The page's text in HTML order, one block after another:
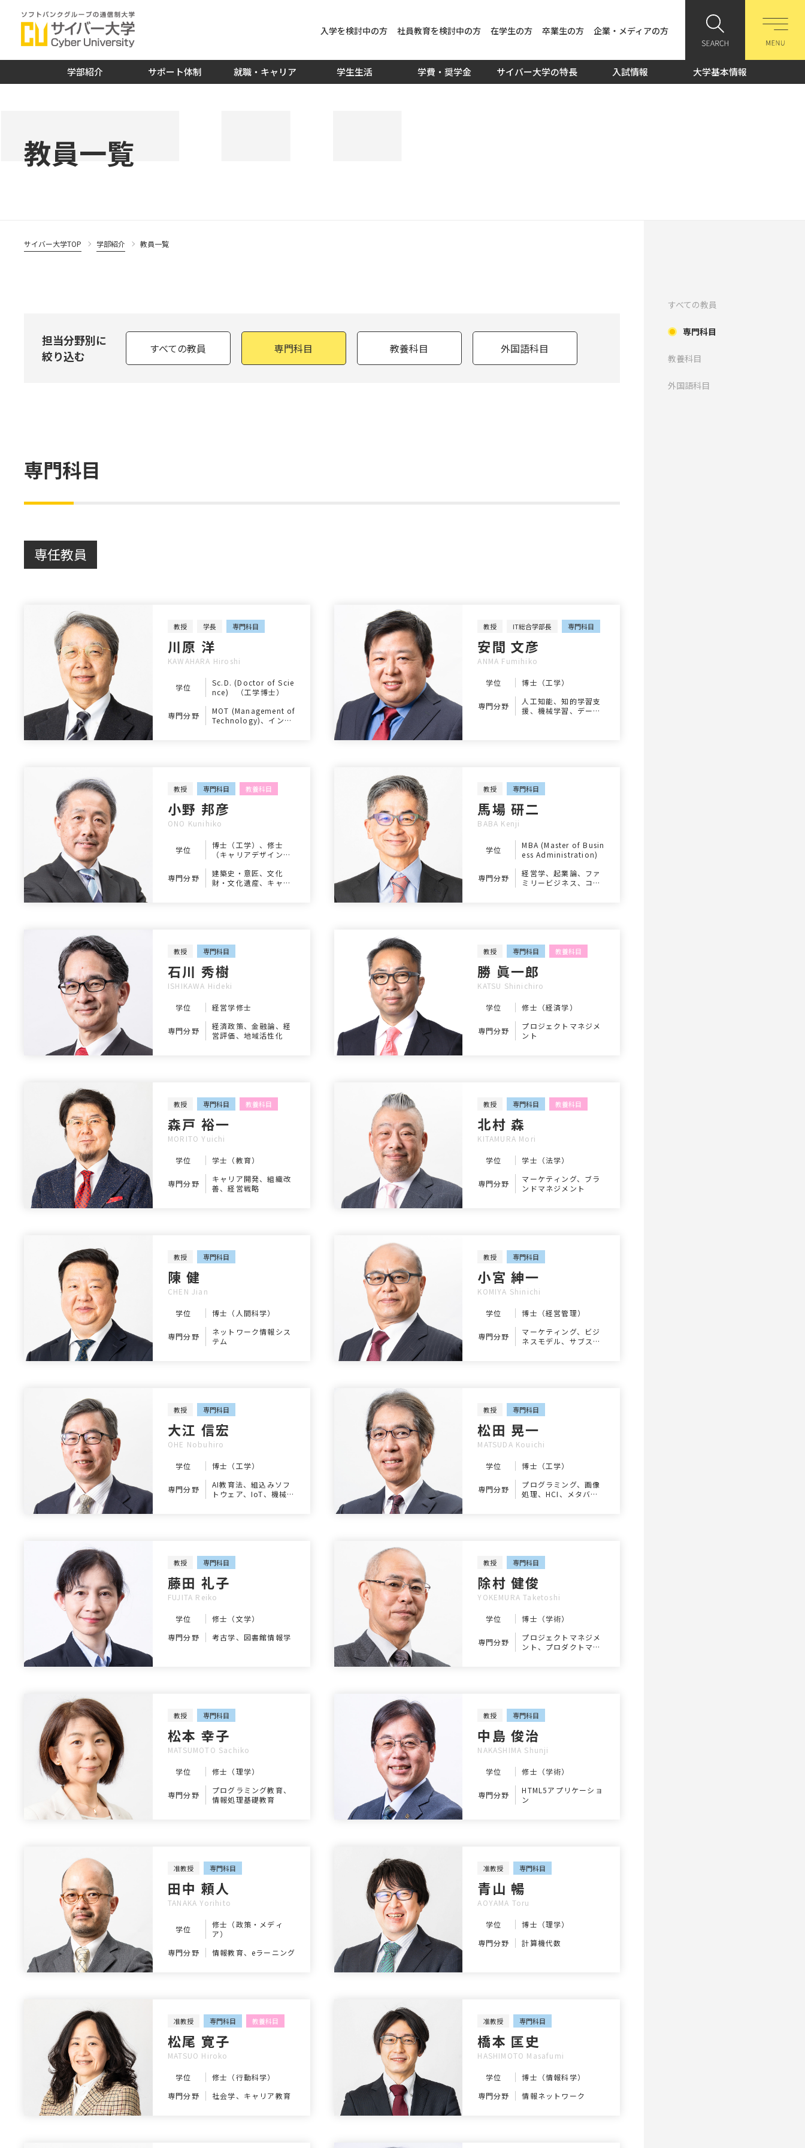
入学を検討中の方 社員教育を検討中の方 在学生の方 卒業生の方 企業・メディアの方
学部紹介 サポート体制 就職・キャリア 学生生活 学費・奨学金 サイバー大学の特長 入試情報 大学基本情報
教員一覧
すべての教員
専門科目
教養科目
外国語科目
サイバー大学TOP 学部紹介 教員一覧
担当分野別に
絞り込む
すべての教員 専門科目 教養科目 外国語科目
専門科目
専任教員
教授 学長 専門科目
川原 洋
KAWAHARA Hiroshi
学位
Sc.D. (Doctor of Scie
nce) （工学博士）
専門分野
MOT (Management of
Technology)、インタ
教授 IT総合学部長 専門科目
安間 文彦
ANMA Fumihiko
学位 博士（工学）
専門分野
人工知能、知的学習支
援、機械学習、データ
教授 専門科目 教養科目
小野 邦彦
ONO Kunihiko
学位
博士（工学）、修士
（キャリアデザイン
専門分野
建築史・意匠、文化
財・文化遺産、キャリ
教授 専門科目
馬場 研二
BABA Kenji
学位
MBA (Master of Busin
ess Administration)
専門分野
経営学、起業論、ファ
ミリービジネス、コー
教授 専門科目
石川 秀樹
ISHIKAWA Hideki
学位 経営学修士
専門分野
経済政策、金融論、経
営評価、地域活性化
教授 専門科目 教養科目
勝 眞一郎
KATSU Shinichiro
学位 修士（経済学）
専門分野
プロジェクトマネジメ
ント
教授 専門科目 教養科目
森戸 裕一
MORITO Yuichi
学位 学士（教育）
専門分野
キャリア開発、組織改
善、経営戦略
教授 専門科目 教養科目
北村 森
KITAMURA Mori
学位 学士（法学）
専門分野
マーケティング、ブラ
ンドマネジメント
教授 専門科目
陳 健
CHEN Jian
学位 博士（人間科学）
専門分野
ネットワーク情報シス
テム
教授 専門科目
小宮 紳一
KOMIYA Shinichi
学位 博士（経営管理）
専門分野
マーケティング、ビジ
ネスモデル、サブスク
教授 専門科目
大江 信宏
OHE Nobuhiro
学位 博士（工学）
専門分野
AI教育法、組込みソフ
トウェア、IoT、機械学
教授 専門科目
松田 晃一
MATSUDA Kouichi
学位 博士（工学）
専門分野
プログラミング、画像
処理、HCI、メタバー
教授 専門科目
藤田 礼子
FUJITA Reiko
学位
修士（文学）
専門分野
考古学、図書館情報学
教授 専門科目
除村 健俊
YOKEMURA Taketoshi
学位 博士（学術）
専門分野
プロジェクトマネジメ
ント、プロダクトマネ
クロクレデンシャル活
用
教授 専門科目
松本 幸子
MATSUMOTO Sachiko
学位 修士（理学）
専門分野
プログラミング教育、
情報処理基礎教育
教授 専門科目
中島 俊治
NAKASHIMA Shunji
学位 修士（学術）
専門分野
HTML5アプリケーショ
ン
准教授 専門科目
田中 頼人
TANAKA Yorihito
学位
修士（政策・メディ
ア）
専門分野
情報教育、eラーニング
准教授 専門科目
青山 暢
AOYAMA Toru
学位
博士（理学）
専門分野
計算機代数
准教授 専門科目 教養科目
松尾 寛子
MATSUO Hiroko
学位
修士（行動科学）
専門分野
社会学、キャリア教育
准教授 専門科目
橋本 匡史
HASHIMOTO Masafumi
学位
博士（情報科学）
専門分野
情報ネットワーク